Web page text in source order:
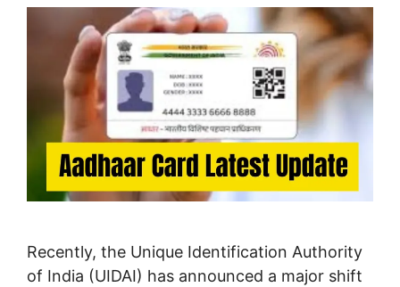
Recently, the Unique Identification Authority
of India (UIDAI) has announced a major shift